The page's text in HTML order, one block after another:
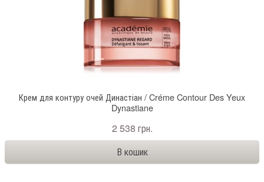
Крем для контуру очей Династіан / Créme Contour Des Yeux
Dynastiane
2 538 грн.